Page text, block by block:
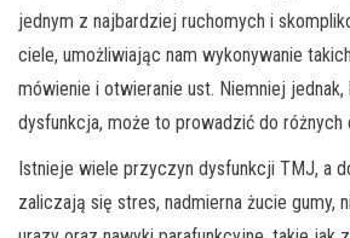
jednym z najbardziej ruchomych i
ciele, umożliwiając nam wykonywanie
mówienie i otwieranie ust. Niemniej
dysfunkcja, może to prowadzić do różnych
Istnieje wiele przyczyn dysfunkcji TMJ, a
zaliczają się stres, nadmierna żucie gumy,